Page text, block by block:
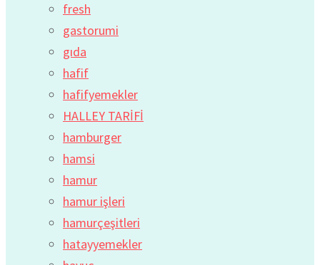
fresh
gastorumi
gıda
hafif
hafifyemekler
HALLEY TARİFİ
hamburger
hamsi
hamur
hamur işleri
hamurçeşitleri
hatayyemekler